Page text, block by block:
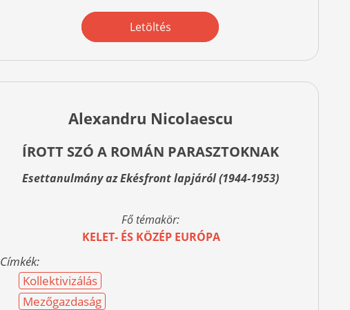
Letöltés
Alexandru Nicolaescu
ÍROTT SZÓ A ROMÁN PARASZTOKNAK
Esettanulmány az Ekésfront lapjáról (1944-1953)
Fő témakör:
KELET- ÉS KÖZÉP EURÓPA
Címkék:
Kollektivizálás
Mezőgazdaság